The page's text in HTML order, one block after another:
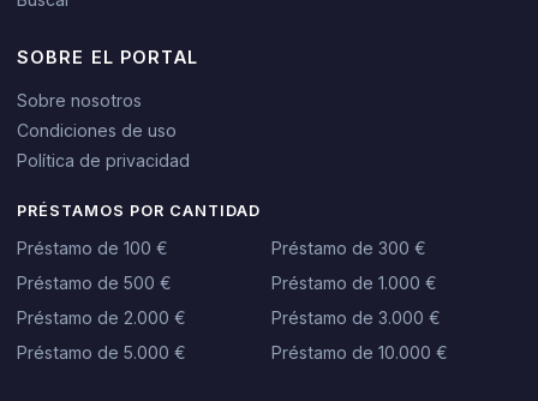
SOBRE EL PORTAL
Sobre nosotros
Condiciones de uso
Política de privacidad
PRÉSTAMOS POR CANTIDAD
Préstamo de 100 €
Préstamo de 300 €
Préstamo de 500 €
Préstamo de 1.000 €
Préstamo de 2.000 €
Préstamo de 3.000 €
Préstamo de 5.000 €
Préstamo de 10.000 €